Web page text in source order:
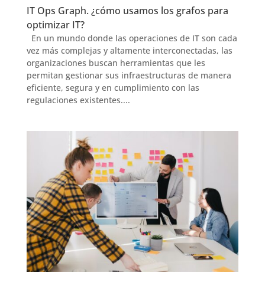
IT Ops Graph. ¿cómo usamos los grafos para
optimizar IT?
En un mundo donde las operaciones de IT son cada
vez más complejas y altamente interconectadas, las
organizaciones buscan herramientas que les
permitan gestionar sus infraestructuras de manera
eficiente, segura y en cumplimiento con las
regulaciones existentes....